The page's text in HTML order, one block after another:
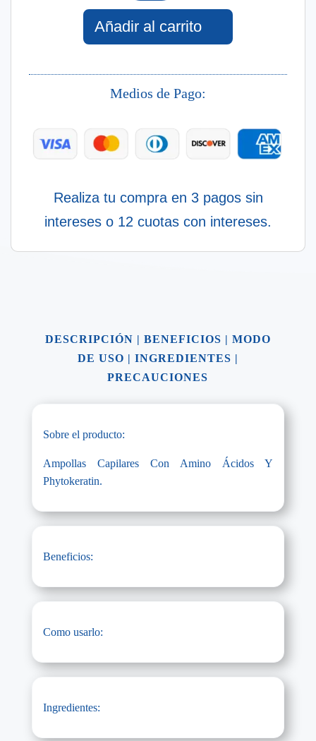
Repair
X
Añadir al carrito
Medios de Pago:
Realiza tu compra en 3 pagos sin
intereses o 12 cuotas con intereses.
DESCRIPCIÓN BENEFICIOS
MODO
DE USO
INGREDIENTES
PRECAUCIONES
Sobre el producto:
Ampollas Capilares Con Amino Ácidos Y
Phytokeratin.
Beneficios:
Como usarlo:
Ingredientes: